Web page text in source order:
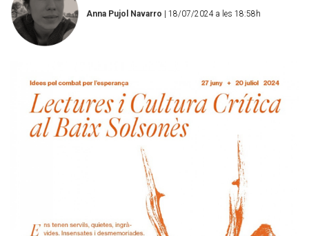
Anna Pujol Navarro | 18/07/2024 a les 18:58h